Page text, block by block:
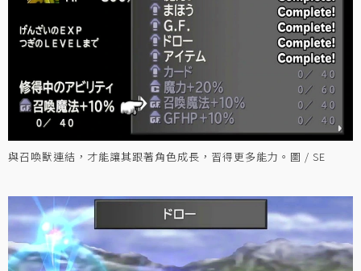
與召喚獸連結，才能讓其跟著角色成長，習得更多能力。圖 / SE